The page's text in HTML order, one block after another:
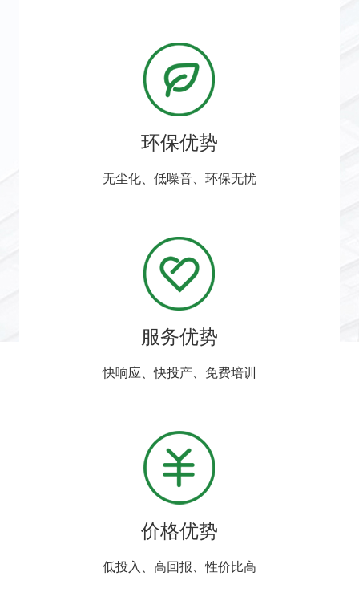
环保优势
无尘化、低噪音、环保无忧
服务优势
快响应、快投产、免费培训
价格优势
低投入、高回报、性价比高